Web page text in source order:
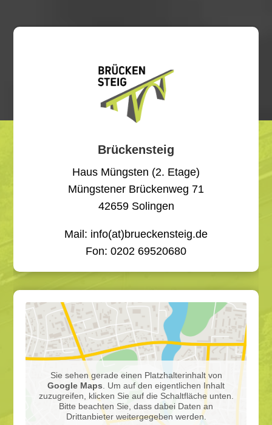
Brückensteig
Haus Müngsten (2. Etage)
Müngstener Brückenweg 71
42659 Solingen
Mail: info(at)brueckensteig.de
Fon: 0202 69520680
Sie sehen gerade einen Platzhalterinhalt von
Google Maps. Um auf den eigentlichen Inhalt
zuzugreifen, klicken Sie auf die Schaltfläche unten.
Bitte beachten Sie, dass dabei Daten an
Drittanbieter weitergegeben werden.